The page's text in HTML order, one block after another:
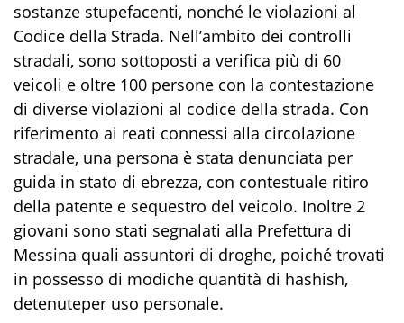
sostanze stupefacenti, nonché le violazioni al
Codice della Strada. Nell’ambito dei controlli
stradali, sono sottoposti a verifica più di 60
veicoli e oltre 100 persone con la contestazione
di diverse violazioni al codice della strada. Con
riferimento ai reati connessi alla circolazione
stradale, una persona è stata denunciata per
guida in stato di ebrezza, con contestuale ritiro
della patente e sequestro del veicolo. Inoltre 2
giovani sono stati segnalati alla Prefettura di
Messina quali assuntori di droghe, poiché trovati
in possesso di modiche quantità di hashish,
detenuteper uso personale.